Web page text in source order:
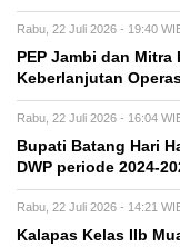
Rabu, 22 Juli 2026 - 19:40
PEP Jambi dan
Keberlanjutan
Rabu, 22 Juli 2026 - 16:04
Bupati Batang Hari
DWP periode 2024-
Rabu, 22 Juli 2026 - 14:21
Kalapas Kelas IIb